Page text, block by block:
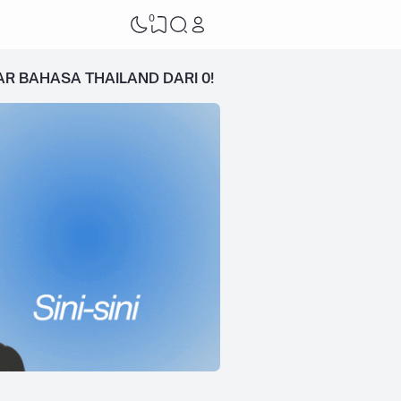
0
BAHASA THAILAND DARI 0!